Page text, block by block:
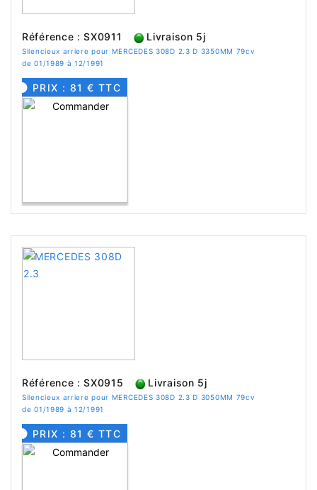
Référence : SX0911 Livraison 5j
Silencieux arriere pour MERCEDES 308D 2.3 D 3350MM 79cv
de 01/1989 à 12/1991
PRIX : 81 € TTC
Référence : SX0915 Livraison 5j
Silencieux arriere pour MERCEDES 308D 2.3 D 3050MM 79cv
de 01/1989 à 12/1991
PRIX : 81 € TTC